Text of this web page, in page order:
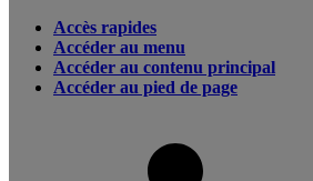
Accès rapides
Accéder au menu
Accéder au contenu principal
Accéder au pied de page